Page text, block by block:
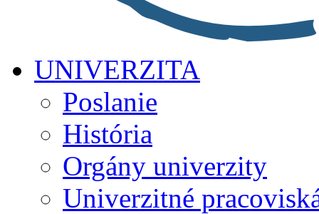
UNIVERZITA
Poslanie
História
Orgány univerzity
Univerzitné